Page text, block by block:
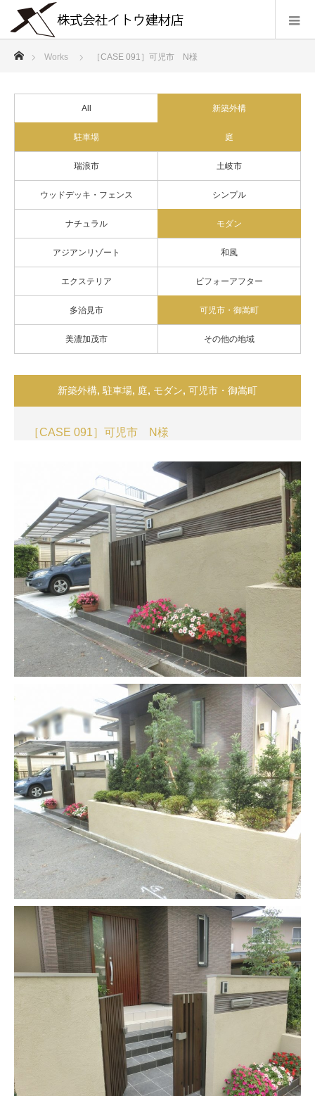
ホーム
Works ［CASE 091］可児市 N様
All 新築外構
駐車場 庭
瑞浪市 土岐市
ウッドデッキ・フェンス シンプル
ナチュラル モダン
アジアンリゾート 和風
エクステリア ビフォーアフター
多治見市 可児市・御嵩町
美濃加茂市 その他の地域
新築外構, 駐車場, 庭, モダン, 可児市・御嵩町
［CASE 091］可児市 N様